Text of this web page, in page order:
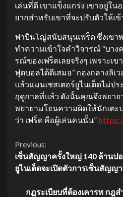
เล่นที่ดี เขาแข็งแกร่ง เขาอยู่ใ
ยากสำหรับเขาที่จะปรับตัวให้เ
ฟาบินโญ่สนับสนุนเฟร็ด ซึ่งเขา
ทำความเข้าใจคำวิจารณ์ “บาง
รณ์ของเฟร็ดเลยจริงๆ เพราะเข
ฟุตบอลได้ดีเสมอ” กองกลางลิเ
แล้วแมนเชสเตอร์ยูไนเต็ดไม่ป
ฤดูกาลที่แล้ว ดังนั้นคุณจึงพยาย
พยายามโยนความผิดให้นักเตะ
ว่า เฟร็ด คือผู้เล่นคนนั้น”
Continue
Reading
Previous:
เซ็นสัญญาครั้งใหญ่ 140 ล้านป
ยูไนเต็ดจะเปิดตัวการเซ็นสัญ
กฏระเบียบที่ต้องเคารพ กฎ